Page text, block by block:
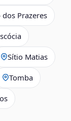
Prazeres
Sítio Matias
Tomba